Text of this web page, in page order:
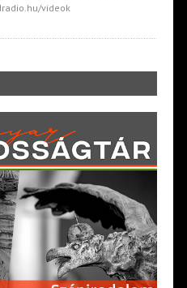
videok